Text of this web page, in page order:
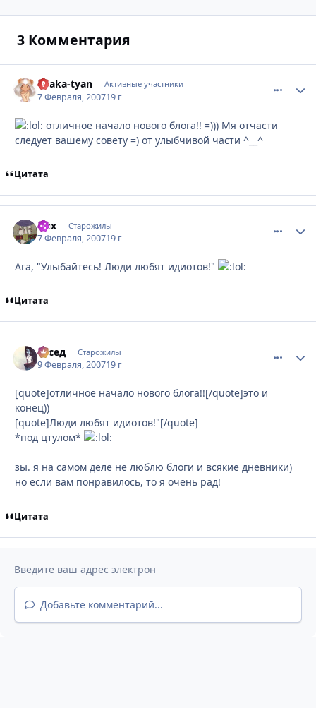
3 Комментария
Miaka-tyan Активные участники
7 Февраля, 200719 г
отличное начало нового блога!! =))) Мя отчасти
следует вашему совету =) от улыбчивой части ^__^
Цитата
flux Старожилы
7 Февраля, 200719 г
Ага, "Улыбайтесь! Люди любят идиотов!"
Цитата
сосед Старожилы
9 Февраля, 200719 г
[quote]отличное начало нового блога!![/quote]это и
конец))
[quote]Люди любят идиотов!"[/quote]
*под цтулом*
зы. я на самом деле не люблю блоги и всякие дневники)
но если вам понравилось, то я очень рад!
Цитата
Добавьте комментарий...